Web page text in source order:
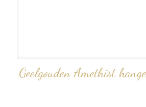
Geelgouden Amethist